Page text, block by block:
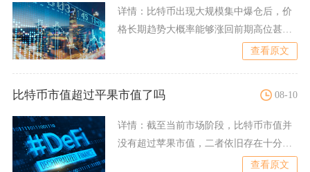
详情： 比特币出现大规模集中爆仓后，价
格长期趋势大概率能够涨回前期高位甚至
查看原文
比特币市值超过平果市值了吗 08-10
详情： 截至当前市场阶段，比特币市值并
没有超过苹果市值，二者依旧存在十分明
查看原文